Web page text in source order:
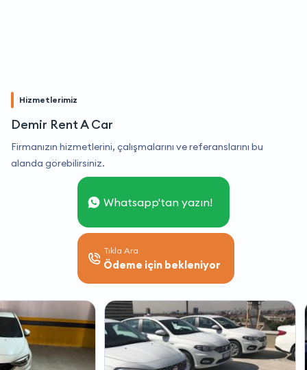
Hizmetlerimiz
Demir Rent A Car
Firmanızın hizmetlerini, çalışmalarını ve referanslarını bu
alanda görebilirsiniz.
Whatsapp'tan yazın!
Tıkla Ara
Ödeme için bekleniyor